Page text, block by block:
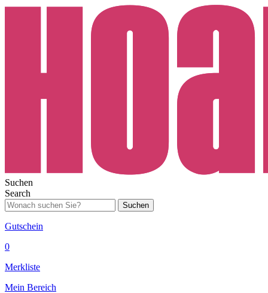
Suchen
Search
Suchen
Gutschein
0
Merkliste
Mein Bereich